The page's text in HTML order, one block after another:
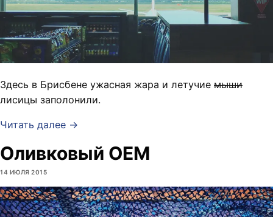
Здесь в Брисбене ужасная жара и летучие мыши
лисицы заполонили.
Читать далее →
Оливковый OEM
14 ИЮЛЯ 2015